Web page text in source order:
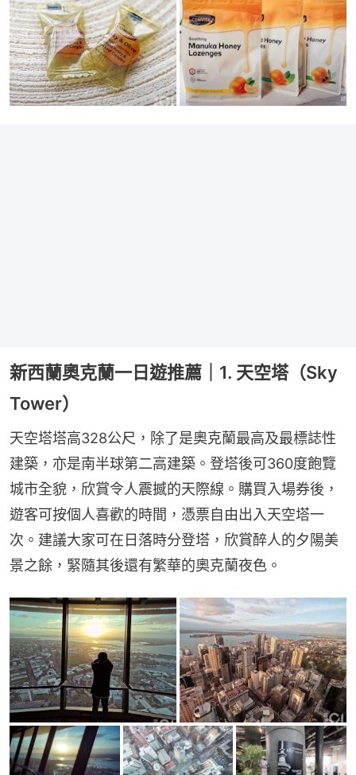
新西蘭奧克蘭一日遊推薦｜1. 天空塔（Sky
Tower）
天空塔塔高328公尺，除了是奧克蘭最高及最標誌性
建築，亦是南半球第二高建築。登塔後可360度飽覽
城市全貌，欣賞令人震撼的天際線。購買入場券後，
遊客可按個人喜歡的時間，憑票自由出入天空塔一
次。建議大家可在日落時分登塔，欣賞醉人的夕陽美
景之餘，緊隨其後還有繁華的奧克蘭夜色。